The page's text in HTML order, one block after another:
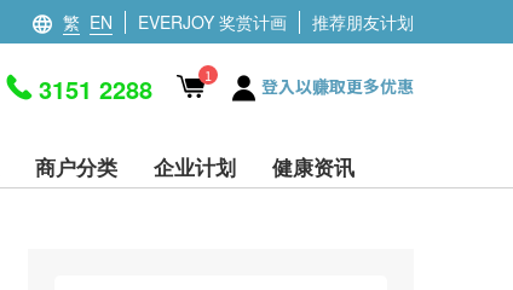
繁 EN EVERJOY 奖赏计画 推荐朋友计划
3151 2288 1 登入以赚取更多优惠
商户分类 企业计划 健康资讯